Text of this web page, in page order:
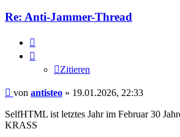
Re: Anti-Jammer-Thread
Zitieren
Beitrag
von antisteo » 19.01.2026, 22:33
SelfHTML ist letztes Jahr im Februar 30
KRASS